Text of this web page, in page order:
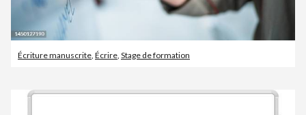
Écriture manuscrite Écrire Stage de formation